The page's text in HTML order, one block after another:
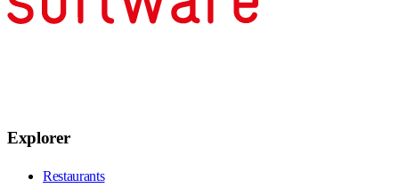
Explorer
Restaurants